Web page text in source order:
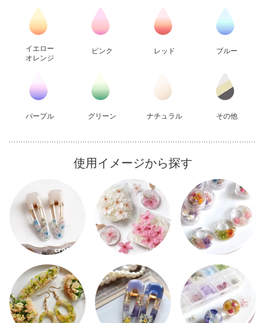
イエロー
オレンジ
ピンク レッド ブルー
パープル グリーン ナチュラル その他
使用イメージから探す